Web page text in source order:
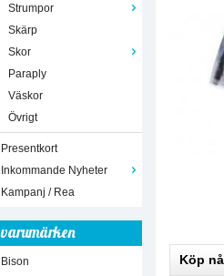
Strumpor
Skärp
Skor
Paraply
Väskor
Övrigt
Presentkort
Inkommande Nyheter
Kampanj / Rea
varumärken
Bison
Köp